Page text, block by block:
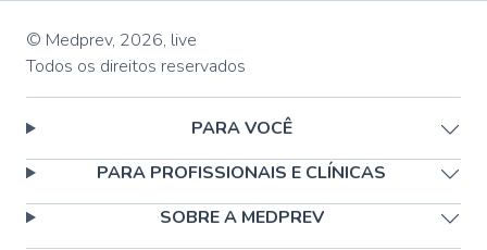
© Medprev, 2026, live
Todos os direitos reservados
PARA VOCÊ
PARA PROFISSIONAIS E CLÍNICAS
SOBRE A MEDPREV